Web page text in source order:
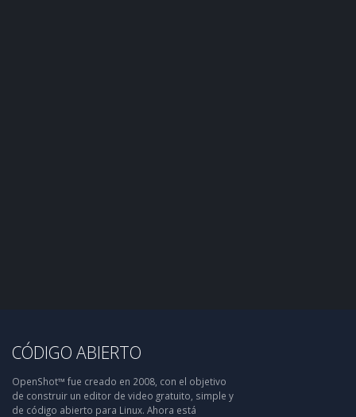
CÓDIGO ABIERTO
OpenShot™ fue creado en 2008, con el objetivo
de construir un editor de video gratuito, simple y
de código abierto para Linux. Ahora está